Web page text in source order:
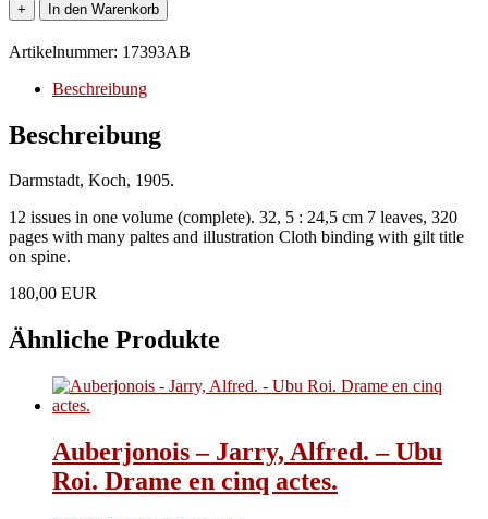
Innen-
Dekoration.
Illustrierte
Zeitschrift
die
gesamte
und
moderner
Wohnräume.
Vol
XVI
+ In den Warenkorb
Artikelnummer: 17393AB
Beschreibung
Beschreibung
Darmstadt, Koch, 1905.
12 issues in one volume (complete). 32, 5 : 24,5 cm 7 leaves, 320
pages with many paltes and illustration Cloth binding with gilt title
on spine.
180,00 EUR
Ähnliche Produkte
Auberjonois – Jarry, Alfred. – Ubu
Roi. Drame en cinq actes.